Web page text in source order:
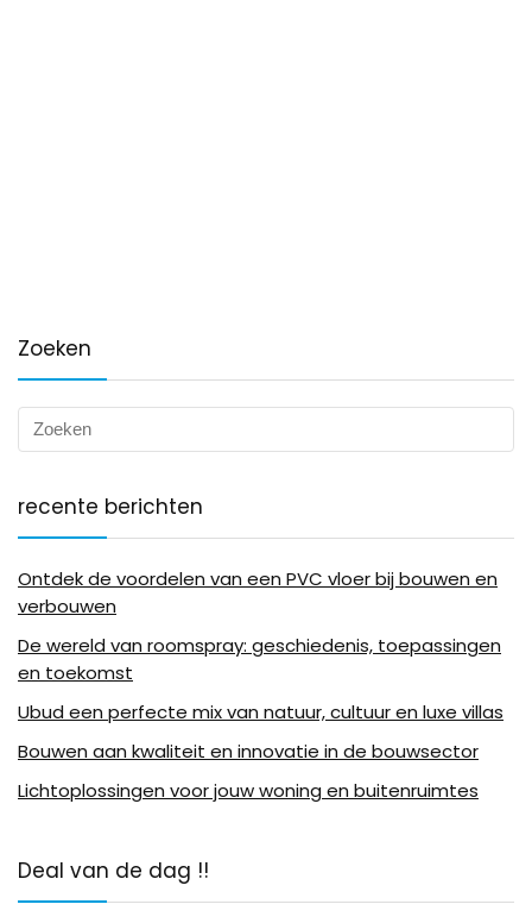
Zoeken
recente berichten
Ontdek de voordelen van een PVC vloer bij bouwen en
verbouwen
De wereld van roomspray: geschiedenis, toepassingen
en toekomst
Ubud een perfecte mix van natuur, cultuur en luxe villas
Bouwen aan kwaliteit en innovatie in de bouwsector
Lichtoplossingen voor jouw woning en buitenruimtes
Deal van de dag !!